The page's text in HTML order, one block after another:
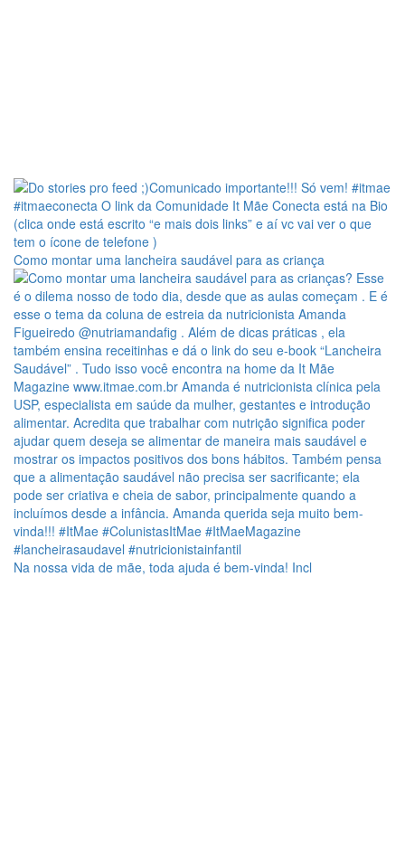
Como montar uma lancheira saudável para as criança
Na nossa vida de mãe, toda ajuda é bem-vinda! Incl